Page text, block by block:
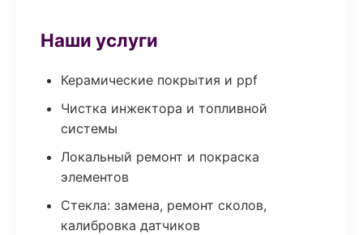
Наши услуги
Керамические покрытия и ppf
Чистка инжектора и топливной
системы
Локальный ремонт и покраска
элементов
Стекла: замена, ремонт сколов,
калибровка датчиков